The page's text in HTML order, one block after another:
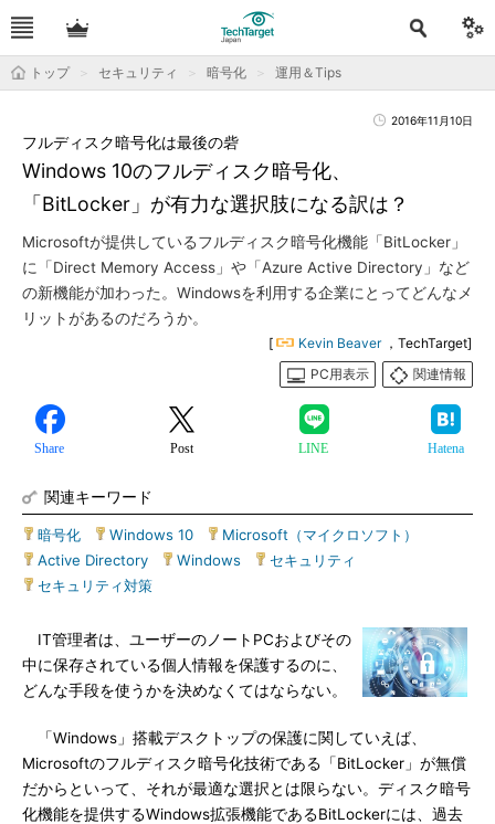
トップ セキュリティ 暗号化 運用＆Tips
2016年11月10日
Windows 10のフルディスク暗号化、
「BitLocker」が有力な選択肢になる訳は？
フルディスク暗号化は最後の砦
Microsoftが提供しているフルディスク暗号化機能「BitLocker」
に「Direct Memory Access」や「Azure Active Directory」など
の新機能が加わった。Windowsを利用する企業にとってどんなメ
リットがあるのだろうか。
[ Kevin Beaver ，TechTarget]
PC用表示
関連情報
Share Post LINE Hatena
関連キーワード
暗号化 Windows 10 Microsoft（マイクロソフト）
Active Directory
Windows セキュリティ
セキュリティ対策
IT管理者は、ユーザーのノートPCおよびその
中に保存されている個人情報を保護するのに、
どんな手段を使うかを決めなくてはならない。
「Windows」搭載デスクトップの保護に関していえば、
Microsoftのフルディスク暗号化技術である「BitLocker」が無償
だからといって、それが最適な選択とは限らない。ディスク暗号
化機能を提供するWindows拡張機能であるBitLockerには、過去